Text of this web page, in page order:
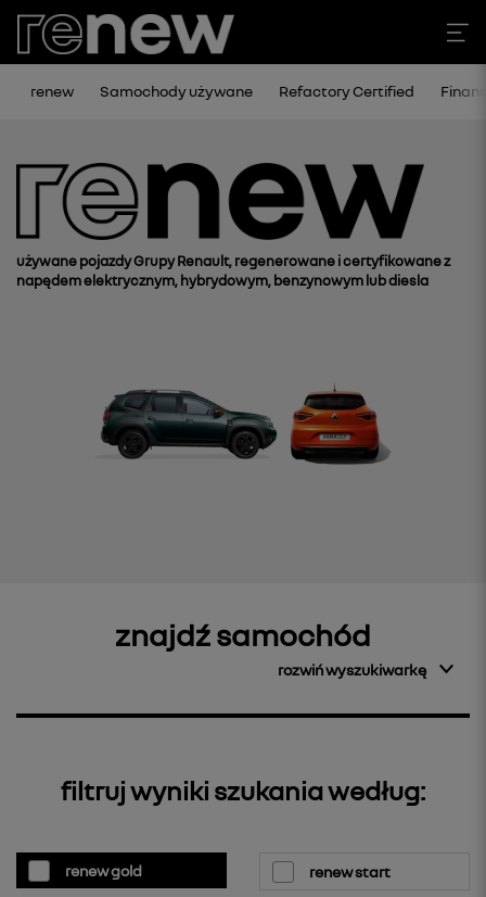
renew Samochody używane Refactory Certified
używane pojazdy Grupy Renault, regenerowane i certyfikowane z
napędem elektrycznym, hybrydowym, benzynowym lub diesla
znajdź samochód
rozwiń wyszukiwarkę
filtruj wyniki szukania według:
renew gold renew start